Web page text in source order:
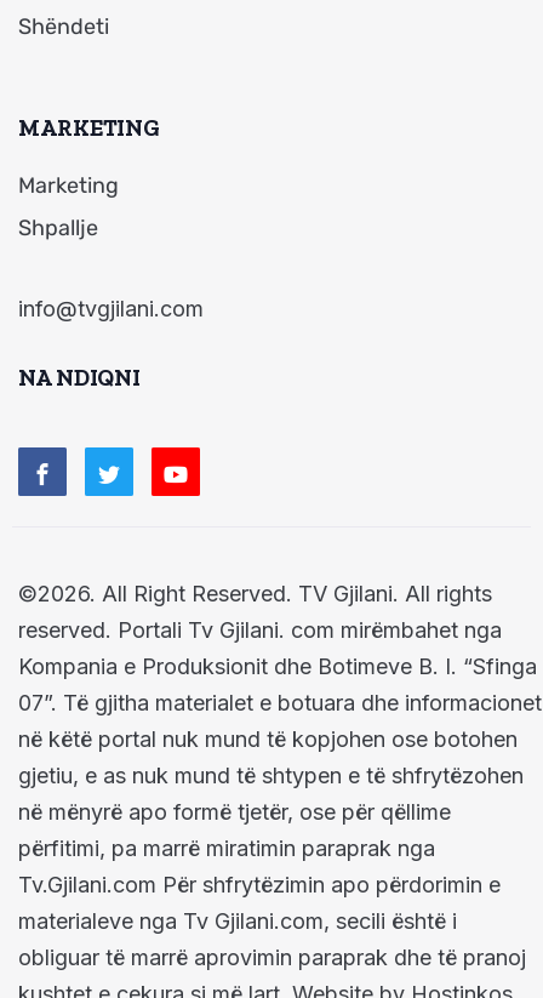
Shëndeti
MARKETING
Marketing
Shpallje
info@tvgjilani.com
NA NDIQNI
©2026. All Right Reserved. TV Gjilani. All rights
reserved. Portali Tv Gjilani. com mirëmbahet nga
Kompania e Produksionit dhe Botimeve B. I. “Sfinga
07”. Të gjitha materialet e botuara dhe informacionet
në këtë portal nuk mund të kopjohen ose botohen
gjetiu, e as nuk mund të shtypen e të shfrytëzohen
në mënyrë apo formë tjetër, ose për qëllime
përfitimi, pa marrë miratimin paraprak nga
Tv.Gjilani.com Për shfrytëzimin apo përdorimin e
materialeve nga Tv Gjilani.com, secili është i
obliguar të marrë aprovimin paraprak dhe të pranoj